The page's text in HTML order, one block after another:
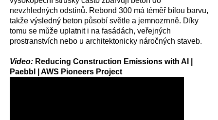
nevzhledných odstínů. Rebond 300 má téměř bílou barvu,
takže výsledný beton působí světle a jemnozrnně. Díky
tomu se může uplatnit i na fasádách, veřejných
prostranstvích nebo u architektonicky náročných staveb.
Video: Reducing Construction Emissions with AI |
Paebbl | AWS Pioneers Project